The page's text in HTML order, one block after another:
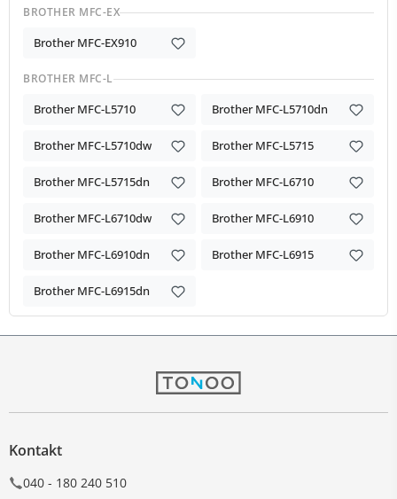
BROTHER MFC-EX
Brother MFC-EX910
BROTHER MFC-L
Brother MFC-L5710 Brother MFC-L5710dn
Brother MFC-L5710dw Brother MFC-L5715
Brother MFC-L5715dn Brother MFC-L6710
Brother MFC-L6710dw Brother MFC-L6910
Brother MFC-L6910dn Brother MFC-L6915
Brother MFC-L6915dn
Kontakt
040 - 180 240 510